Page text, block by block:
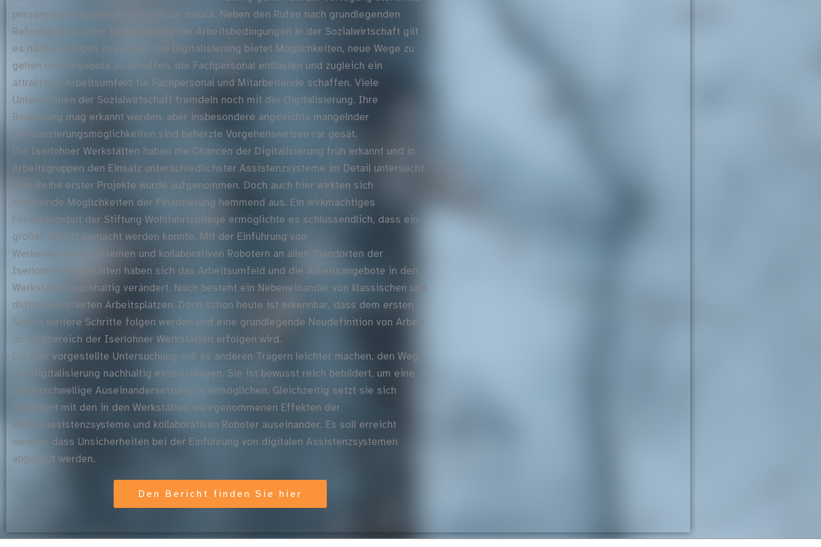
personellen Ressourcen dramatisch zurück. Neben den Rufen nach grundlegenden
Reformen und einer Verbesserung der Arbeitsbedingungen in der Sozialwirtschaft gilt
es nach Lösungen zu suchen. Die Digitalisierung bietet Möglichkeiten, neue Wege zu
gehen und Angebote zu schaffen, die Fachpersonal entlasten und zugleich ein
attraktives Arbeitsumfeld für Fachpersonal und Mitarbeitende schaffen. Viele
Unternehmen der Sozialwirtschaft fremdeln noch mit der Digitalisierung. Ihre
Bedeutung mag erkannt werden, aber insbesondere angesichts mangelnder
Refinanzierungsmöglichkeiten sind beherzte Vorgehensweisen rar gesät.
Die Iserlohner Werkstätten haben die Chancen der Digitalisierung früh erkannt und in
Arbeitsgruppen den Einsatz unterschiedlichster Assistenzsysteme im Detail untersucht.
Eine Reihe erster Projekte wurde aufgenommen. Doch auch hier wirkten sich
mangelnde Möglichkeiten der Finanzierung hemmend aus. Ein wirkmächtiges
Förderangebot der Stiftung Wohlfahrtspflege ermöglichte es schlussendlich, dass ein
großer Schritt gemacht werden konnte. Mit der Einführung von
Werkerassistenzsystemen und kollaborativen Robotern an allen Standorten der
Iserlohner Werkstätten haben sich das Arbeitsumfeld und die Arbeitsangebote in den
Werkstätten nachhaltig verändert. Noch besteht ein Nebeneinander von klassischen und
digital assistierten Arbeitsplätzen. Doch schon heute ist erkennbar, dass dem ersten
Schritt weitere Schritte folgen werden und eine grundlegende Neudefinition von Arbeit
im Wirkbereich der Iserlohner Werkstätten erfolgen wird.
Die hier vorgestellte Untersuchung soll es anderen Trägern leichter machen, den Weg
der Digitalisierung nachhaltig einzuschlagen. Sie ist bewusst reich bebildert, um eine
niederschwellige Auseinandersetzung zu ermöglichen. Gleichzeitig setzt sie sich
detailliert mit den in den Werkstätten wahrgenommenen Effekten der
Werkerassistenzsysteme und kollaborativen Roboter auseinander. Es soll erreicht
werden, dass Unsicherheiten bei der Einführung von digitalen Assistenzsystemen
abgebaut werden.
Den Bericht finden Sie hier